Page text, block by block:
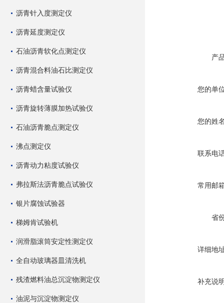
沥青针入度测定仪
沥青延度测定仪
石油沥青软化点测定仪
沥青混合料油石比测定仪
沥青蜡含量试验仪
沥青旋转薄膜加热试验仪
石油沥青脆点测定仪
沸点测定仪
沥青动力粘度试验仪
弗拉斯法沥青脆点试验仪
银片腐蚀试验器
梯姆肯试验机
润滑脂滚筒安定性测定仪
全自动玻璃器皿清洗机
残渣燃料油总沉淀物测定仪
油泥与沉淀物测定仪
产
您的单
您的姓
联系电
常用邮
省
详细地
补充说